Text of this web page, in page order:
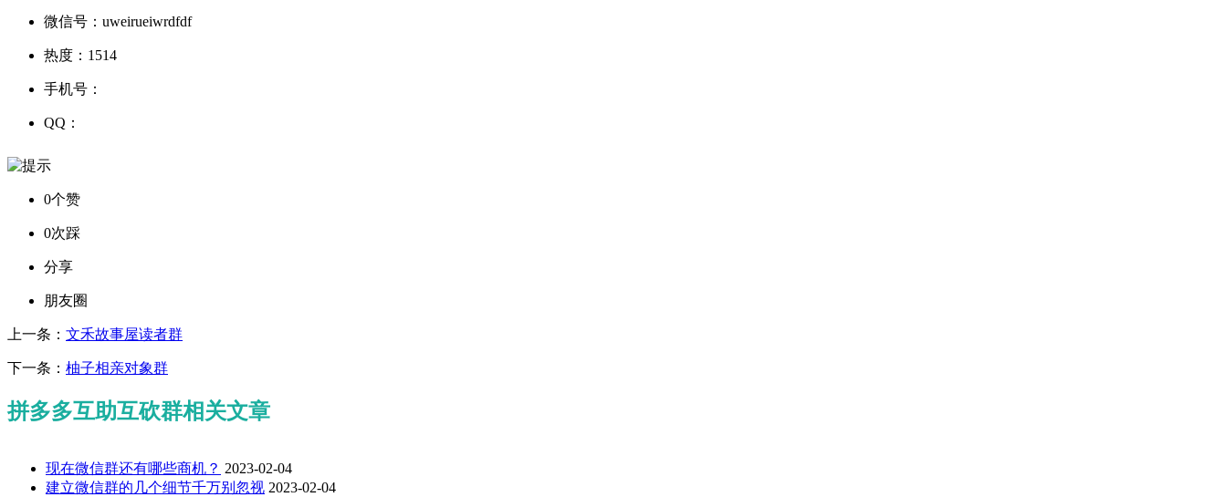
微信号： uweirueiwrdfdf
热度： 1514
手机号：
QQ：
0个赞
0次踩
分享
朋友圈
上一条： 文禾故事屋读者群
下一条： 柚子相亲对象群
拼多多互助互砍群相关文章
现在微信群还有哪些商机？ 2023-02-04
建立微信群的几个细节千万别忽视 2023-02-04